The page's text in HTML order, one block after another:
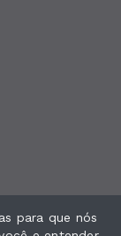
para que nós